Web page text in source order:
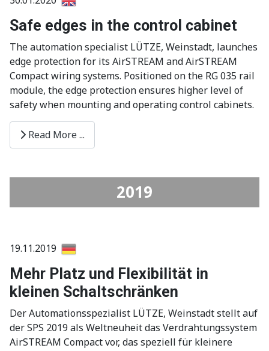
Safe edges in the control cabinet
The automation specialist LÜTZE, Weinstadt, launches
edge protection for its AirSTREAM and AirSTREAM
Compact wiring systems. Positioned on the RG 035 rail
module, the edge protection ensures higher level of
safety when mounting and operating control cabinets.
Read More ...
2019
19.11.2019
Mehr Platz und Flexibilität in
kleinen Schaltschränken
Der Automationsspezialist LÜTZE, Weinstadt stellt auf
der SPS 2019 als Weltneuheit das Verdrahtungssystem
AirSTREAM Compact vor, das speziell für kleinere